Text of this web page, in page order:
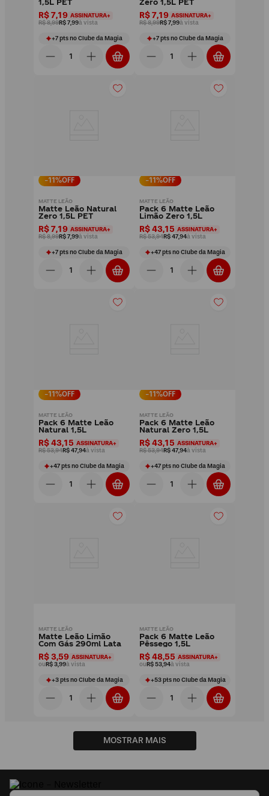
1,5L PET
R$ 7,19 ASSINATURA+
R$ 8,99R$ 7,99à vista
+7ptsno Clube da Magia
Zero 1,5L PET
R$ 7,19 ASSINATURA+
R$ 8,99R$ 7,99à vista
+7ptsno Clube da Magia
-11 %OFF
MATTE LEÃO
Matte Leão Natural
Zero 1,5L PET
R$ 7,19 ASSINATURA+
R$ 8,99R$ 7,99à vista
+7ptsno Clube da Magia
-11 %OFF
MATTE LEÃO
Pack 6 Matte Leão
Limão Zero 1,5L
R$ 43,15 ASSINATURA+
R$ 53,94R$ 47,94à vista
+47ptsno Clube da Magia
-11 %OFF
MATTE LEÃO
Pack 6 Matte Leão
Natural 1,5L
R$ 43,15 ASSINATURA+
R$ 53,94R$ 47,94à vista
+47ptsno Clube da Magia
-11 %OFF
MATTE LEÃO
Pack 6 Matte Leão
Natural Zero 1,5L
R$ 43,15 ASSINATURA+
R$ 53,94R$ 47,94à vista
+47ptsno Clube da Magia
MATTE LEÃO
Matte Leão Limão
Com Gás 290ml Lata
R$ 3,59 ASSINATURA+
ouR$ 3,99à vista
+3ptsno Clube da Magia
MATTE LEÃO
Pack 6 Matte Leão
Pêssego 1,5L
R$ 48,55 ASSINATURA+
ouR$ 53,94à vista
+53ptsno Clube da Magia
MOSTRAR MAIS